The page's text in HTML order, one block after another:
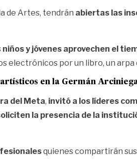
de Artes, tendrán abiertas las
niños y jóvenes aprovechen el
electrónicos por un libro, un arpa
en la Germán
del Meta, invitó a los líderes
la presencia de la
quienes compartirán